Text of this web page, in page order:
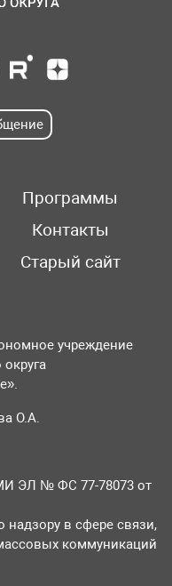
Программы
Контакты
Старый сайт
учреждение
О.А.
ЭЛ № ФС 77-78073 от
в сфере связи,
коммуникаций